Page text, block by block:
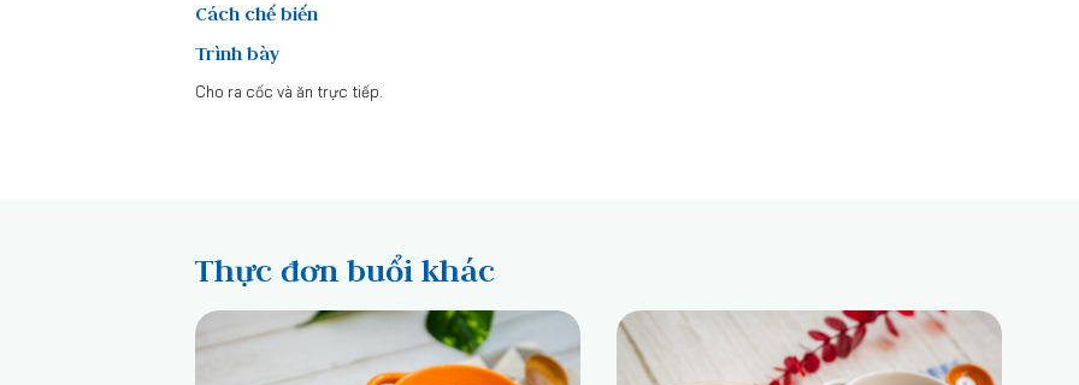
Cách chế biến
Trình bày
Cho ra cốc và ăn trực tiếp.
Thực đơn buổi khác